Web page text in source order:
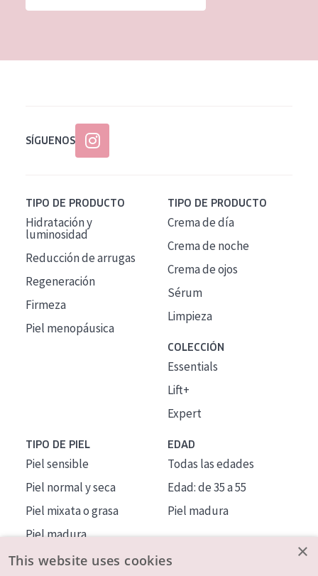
Edad: de 35 a 55
SÍGUENOS
TIPO DE PRODUCTO
Hidratación y
luminosidad
Reducción de arrugas
Regeneración
Firmeza
Piel menopáusica
TIPO DE PRODUCTO
Crema de día
Crema de noche
Crema de ojos
Sérum
Limpieza
COLECCIÓN
Essentials
Lift+
Expert
TIPO DE PIEL
Piel sensible
Piel normal y seca
Piel mixata o grasa
Piel madura
Piel expuesta al sol
EDAD
Todas las edades
Edad: de 35 a 55
Piel madura
×
This website uses cookies